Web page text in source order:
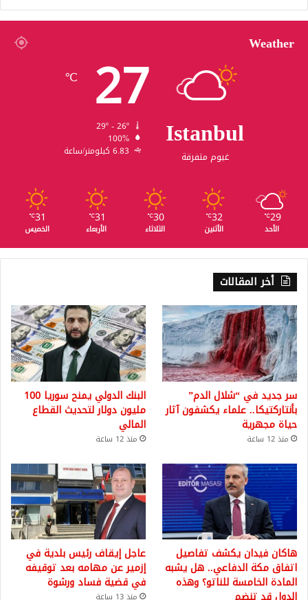
Weather
Istanbul
غيوم متفرقة
27
℃
100%
6.83 كيلومتر/ساعة
29
℃
الأحد
32
℃
الأثنين
30
℃
الثلاثاء
31
℃
الأربعاء
31
℃
الخميس
أخر المقالات
سر جديد في “شلال الدم”
بأنتاركتيكا.. علماء يكشفون آثار
حياة مجهرية
منذ 12 ساعة
البنك الدولي يمنح سوريا 100
مليون دولار لتحديث القطاع
المالي
منذ 12 ساعة
هاكان فيدان يكشف تفاصيل
اتفاق مكة الدفاعي.. هل يشبه
المادة الخامسة للناتو؟ وهذه
عاجل إيقاف رئيس بلدية في
إزمير عن مهامه بعد توقيفه
في قضية فساد ورشوة
منذ 13 ساعة